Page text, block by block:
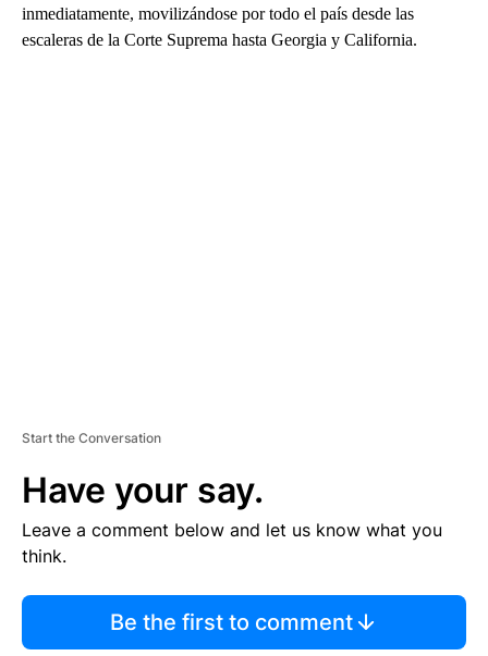
inmediatamente, movilizándose por todo el país desde las
escaleras de la Corte Suprema hasta Georgia y California.
Start the Conversation
Have your say.
Leave a comment below and let us know what you
think.
Be the first to comment